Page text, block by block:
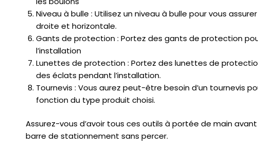
Niveau à bulle : Utilisez un niveau à bulle pour vous
droite et horizontale.
Gants de protection : Portez des gants de protection
l’installation
Lunettes de protection : Portez des lunettes de
des éclats pendant l’installation.
Tournevis : Vous aurez peut-être besoin d’un tournevis
fonction du type produit choisi.
Assurez-vous d’avoir tous ces outils à portée de main
barre de stationnement sans percer.